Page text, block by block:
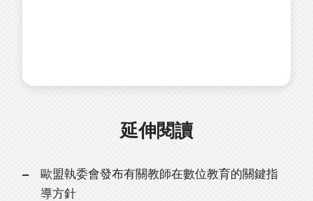
延伸閱讀
歐盟執委會發布有關教師在數位教育的關鍵指
導方針